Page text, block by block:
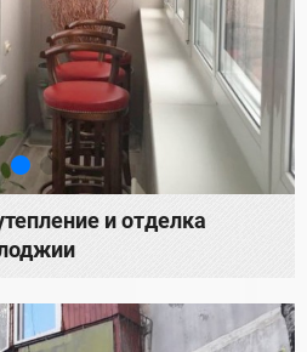
и отделка